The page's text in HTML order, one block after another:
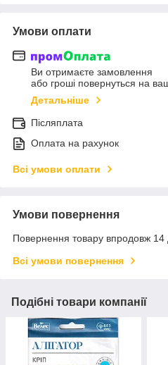
Умови оплати
Ви отримаєте замовлення
або гроші повернуться на
Детальніше
Післяплата
Оплата на рахунок
Всі умови оплати
Умови повернення
Повернення товару впродовж 14
Всі умови повернення
Подібні товари компанії